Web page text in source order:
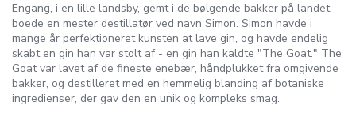
Engang, i en lille landsby, gemt i de bølgende bakker på landet,
boede en mester destillatør ved navn Simon. Simon havde i
mange år perfektioneret kunsten at lave gin, og havde endelig
skabt en gin han var stolt af - en gin han kaldte "The Goat." The
Goat var lavet af de fineste enebær, håndplukket fra omgivende
bakker, og destilleret med en hemmelig blanding af botaniske
ingredienser, der gav den en unik og kompleks smag.